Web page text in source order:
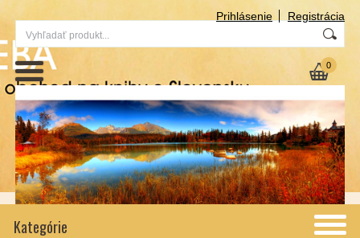
Prihlásenie Registrácia
0
Kategórie